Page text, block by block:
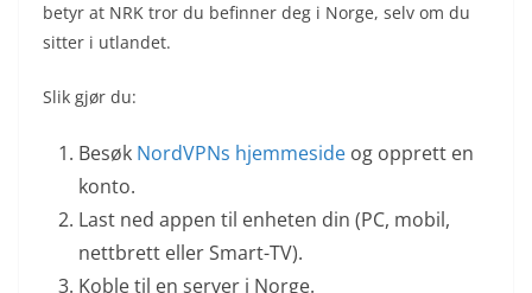
betyr at NRK tror du befinner deg i Norge, selv om du
sitter i utlandet.
Slik gjør du:
Besøk NordVPNs hjemmeside og opprett en
konto.
Last ned appen til enheten din (PC, mobil,
nettbrett eller Smart-TV).
Koble til en server i Norge.